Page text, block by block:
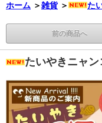
ホーム ＞雑貨 ＞ た
前の商品へ
たいやきニャン